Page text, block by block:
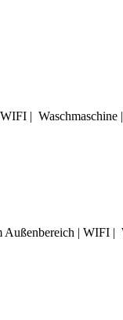
|
Außenbereich |